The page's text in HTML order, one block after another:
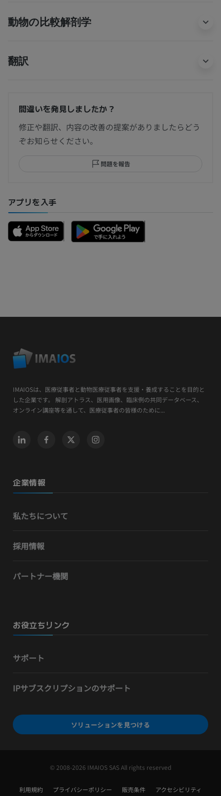
動物の比較解剖学
翻訳
間違いを発見しましたか？
修正や翻訳、内容の改善の提案がありましたらどう
ぞお知らせください。
問題を報告
アプリを入手
IMAIOSは、医療従事者と動物医療従事者を支援・養成することを目的と
した企業です。 解剖アトラス、医用画像、臨床例の共同データベース、
オンライン講座等を通して、医療従事者の皆様のために...
企業情報
私たちについて
採用情報
パートナー機関
お役立ちリンク
サポート
IPサブスクリプションのサポート
ソリューションを見つける
© 2008-2026 IMAIOS SAS All rights reserved
利用規約 プライバシーポリシー 販売条件 アクセシビリティ